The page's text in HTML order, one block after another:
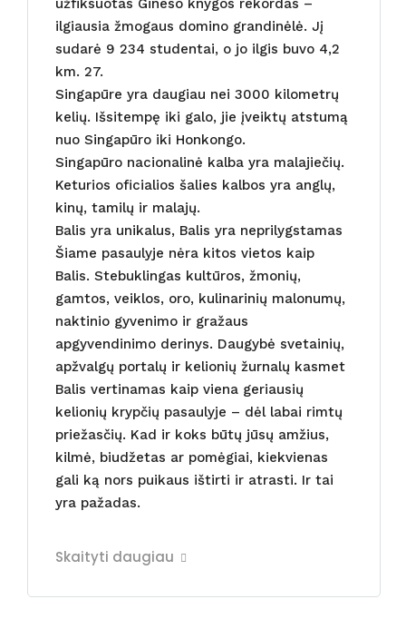
ilgiausia žmogaus domino grandinėlė. Jį
sudarė 9 234 studentai, o jo ilgis buvo 4,2
km. 27.
Singapūre yra daugiau nei 3000 kilometrų
kelių. Išsitempę iki galo, jie įveiktų atstumą
nuo Singapūro iki Honkongo.
Singapūro nacionalinė kalba yra malajiečių.
Keturios oficialios šalies kalbos yra anglų,
kinų, tamilų ir malajų.
Balis yra unikalus, Balis yra neprilygstamas
Šiame pasaulyje nėra kitos vietos kaip
Balis. Stebuklingas kultūros, žmonių,
gamtos, veiklos, oro, kulinarinių malonumų,
naktinio gyvenimo ir gražaus
apgyvendinimo derinys. Daugybė svetainių,
apžvalgų portalų ir kelionių žurnalų kasmet
Balis vertinamas kaip viena geriausių
kelionių krypčių pasaulyje – dėl labai rimtų
priežasčių. Kad ir koks būtų jūsų amžius,
kilmė, biudžetas ar pomėgiai, kiekvienas
gali ką nors puikaus ištirti ir atrasti. Ir tai
yra pažadas.
Skaityti daugiau